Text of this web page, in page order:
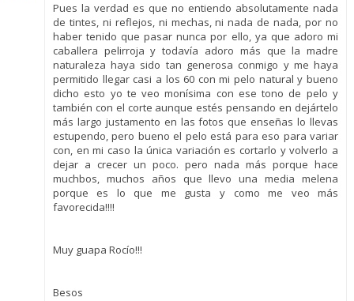
Pues la verdad es que no entiendo absolutamente nada
de tintes, ni reflejos, ni mechas, ni nada de nada, por no
haber tenido que pasar nunca por ello, ya que adoro mi
caballera pelirroja y todavía adoro más que la madre
naturaleza haya sido tan generosa conmigo y me haya
permitido llegar casi a los 60 con mi pelo natural y bueno
dicho esto yo te veo monísima con ese tono de pelo y
también con el corte aunque estés pensando en dejártelo
más largo justamento en las fotos que enseñas lo llevas
estupendo, pero bueno el pelo está para eso para variar
con, en mi caso la única variación es cortarlo y volverlo a
dejar a crecer un poco. pero nada más porque hace
muchbos, muchos años que llevo una media melena
porque es lo que me gusta y como me veo más
favorecida!!!!
Muy guapa Rocío!!!
Besos